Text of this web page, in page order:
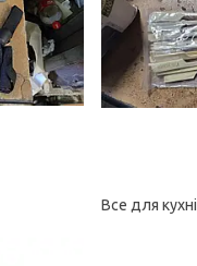
Все для кухні